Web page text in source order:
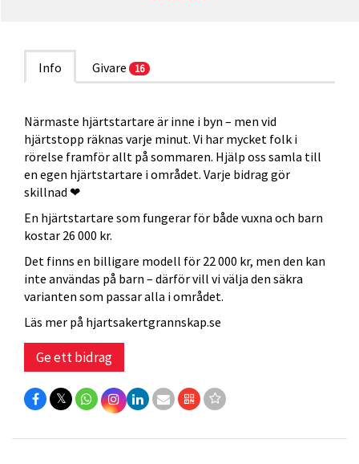
Info Givare 16
Närmaste hjärtstartare är inne i byn – men vid
hjärtstopp räknas varje minut. Vi har mycket folk i
rörelse framför allt på sommaren. Hjälp oss samla till
en egen hjärtstartare i området. Varje bidrag gör
skillnad ❤
En hjärtstartare som fungerar för både vuxna och barn
kostar 26 000 kr.
Det finns en billigare modell för 22 000 kr, men den kan
inte användas på barn – därför vill vi välja den säkra
varianten som passar alla i området.
Läs mer på hjartsakertgrannskap.se
Ge ett bidrag
𝕏